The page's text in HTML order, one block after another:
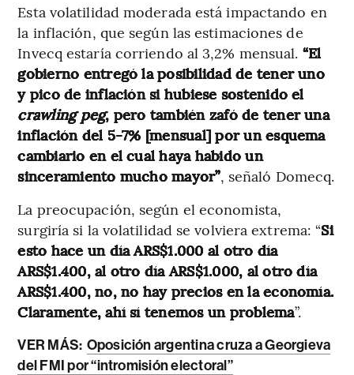
Esta volatilidad moderada está impactando en
la inflación, que según las estimaciones de
Invecq estaría corriendo al 3,2% mensual. “El
gobierno entregó la posibilidad de tener uno
y pico de inflación si hubiese sostenido el
crawling peg, pero también zafó de tener una
inflación del 5-7% [mensual] por un esquema
cambiario en el cual haya habido un
sinceramiento mucho mayor”, señaló Domecq.
La preocupación, según el economista,
surgiría si la volatilidad se volviera extrema: “Si
esto hace un día ARS$1.000 al otro día
ARS$1.400, al otro día ARS$1.000, al otro día
ARS$1.400, no, no hay precios en la economía.
Claramente, ahí sí tenemos un problema”.
VER MÁS: Oposición argentina cruza a Georgieva
del FMI por “intromisión electoral”